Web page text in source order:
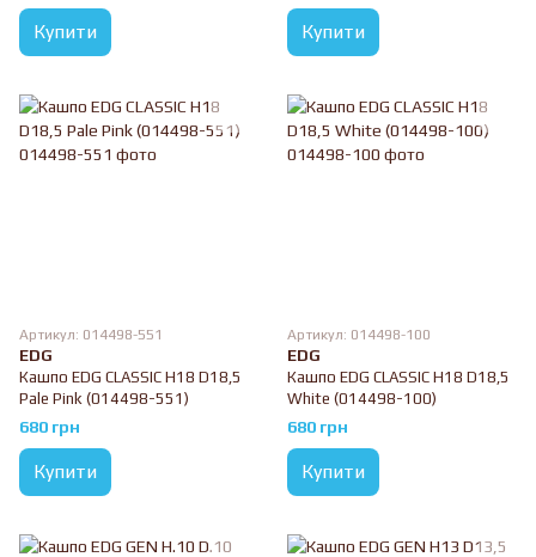
Купити Купити
Артикул: 014498-551
EDG
Кашпо EDG CLASSIC H18 D18,5
Pale Pink (014498-551)
680 грн
Купити
Артикул: 014498-100
EDG
Кашпо EDG CLASSIC H18 D18,5
White (014498-100)
680 грн
Купити